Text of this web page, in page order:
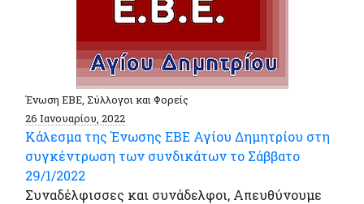
Ένωση ΕΒΕ, Σύλλογοι και Φορείς
26 Ιανουαρίου, 2022
Κάλεσμα της Ένωσης ΕΒΕ Αγίου Δημητρίου στη
συγκέντρωση των συνδικάτων το Σάββατο
29/1/2022
Συναδέλφισσες και συνάδελφοι, Απευθύνουμε